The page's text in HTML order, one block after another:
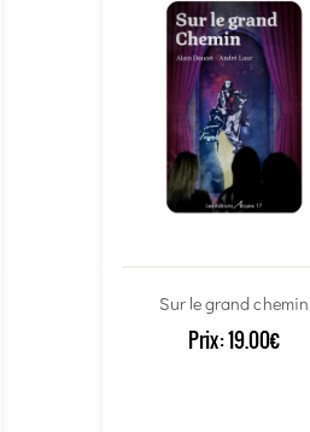
Sur le grand chemin
Prix:19.00€